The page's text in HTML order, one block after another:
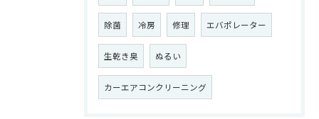
除菌 冷房 修理 エバポレーター
生乾き臭 ぬるい
カーエアコンクリーニング